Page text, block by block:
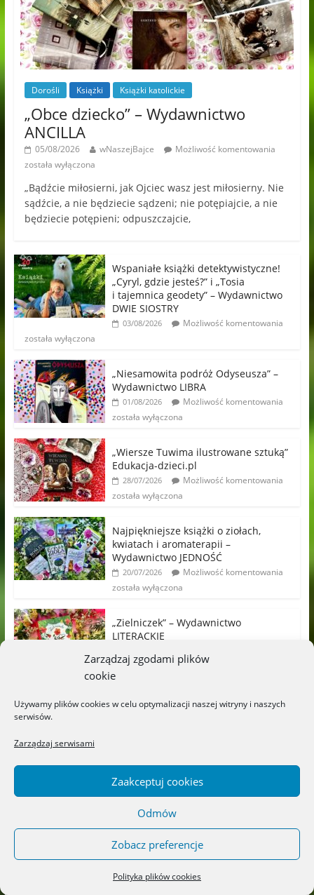
Zarządzaj zgodami plików
cookie
Używamy plików cookies w celu optymalizacji naszej witryny i naszych
serwisów.
Zarządzaj serwisami
Zaakceptuj cookies
Odmów
Zobacz preferencje
Polityka plików cookies
Dorośli Książki Książki katolickie
„Obce dziecko” – Wydawnictwo
ANCILLA
05/08/2026 wNaszejBajce
Możliwość komentowania
została wyłączona
„Bądźcie miłosierni, jak Ojciec wasz jest miłosierny. Nie
sądźcie, a nie będziecie sądzeni; nie potępiajcie, a nie
będziecie potępieni; odpuszczajcie,
Wspaniałe książki detektywistyczne!
„Cyryl, gdzie jesteś?” i „Tosia
i tajemnica geodety” – Wydawnictwo
DWIE SIOSTRY
03/08/2026
Możliwość komentowania
została wyłączona
„Niesamowita podróż Odyseusza” –
Wydawnictwo LIBRA
01/08/2026
Możliwość komentowania
została wyłączona
„Wiersze Tuwima ilustrowane sztuką”
Edukacja-dzieci.pl
28/07/2026
Możliwość komentowania
została wyłączona
Najpiękniejsze książki o ziołach,
kwiatach i aromaterapii –
Wydawnictwo JEDNOŚĆ
20/07/2026
Możliwość komentowania
została wyłączona
„Zielniczek” – Wydawnictwo
LITERACKIE
została wyłączona
„Titek poznaje przedszkole” –
„Sekrety ukryte za szkłem” – Maja
14/07/2026